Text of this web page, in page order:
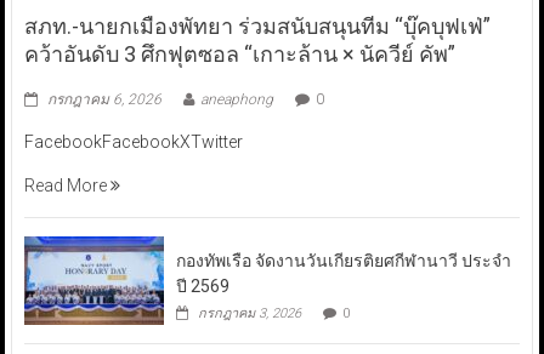
สภท.-นายกเมืองพัทยา ร่วมสนับสนุนทีม “บุ๊คบุฟเฟ่”
คว้าอันดับ 3 ศึกฟุตซอล “เกาะล้าน × นัควีย์ คัพ”
กรกฎาคม 6, 2026 aneaphong 0
FacebookFacebookXTwitter
Read More
กองทัพเรือ จัดงานวันเกียรติยศกีฬานาวี ประจำ
ปี 2569
กรกฎาคม 3, 2026 0